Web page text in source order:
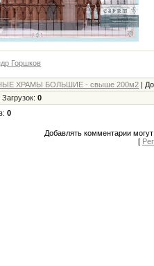
Горшков
ХРАМЫ БОЛЬШИЕ - свыше 200м2
|Загрузок:0
:0
Добавлять комментарии
[